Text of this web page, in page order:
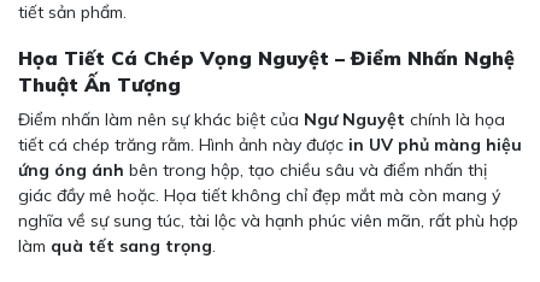
tiết sản phẩm.
Họa Tiết Cá Chép Vọng Nguyệt – Điểm Nhấn Nghệ
Thuật Ấn Tượng
Điểm nhấn làm nên sự khác biệt của Ngư Nguyệt chính là họa
tiết cá chép trăng rằm. Hình ảnh này được in UV phủ màng hiệu
ứng óng ánh bên trong hộp, tạo chiều sâu và điểm nhấn thị
giác đầy mê hoặc. Họa tiết không chỉ đẹp mắt mà còn mang ý
nghĩa về sự sung túc, tài lộc và hạnh phúc viên mãn, rất phù hợp
làm quà tết sang trọng.